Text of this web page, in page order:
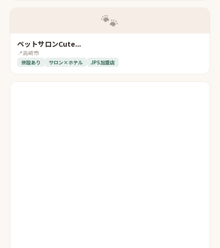
🐾
ペットサロンCute...
📍高崎市
併設あり サロン×ホテル JPS加盟店